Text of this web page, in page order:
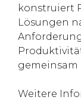
konstruiert
Lösungen
gemeinsam
Weitere